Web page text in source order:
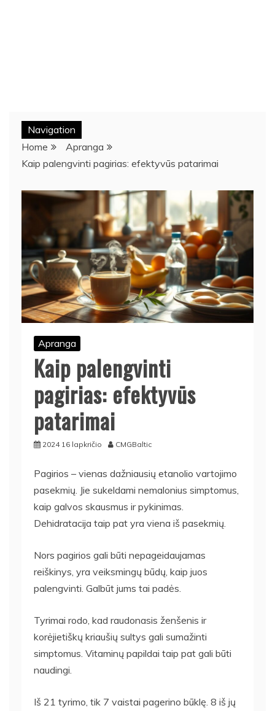
Navigation
Home
Apranga
Kaip palengvinti pagirias: efektyvūs patarimai
Apranga
Kaip palengvinti
pagirias: efektyvūs
patarimai
2024 16 lapkričio CMGBaltic
Pagirios – vienas dažniausių etanolio vartojimo
pasekmių. Jie sukeldami nemalonius simptomus,
kaip galvos skausmus ir pykinimas.
Dehidratacija taip pat yra viena iš pasekmių.
Nors pagirios gali būti nepageidaujamas
reiškinys, yra veiksmingų būdų, kaip juos
palengvinti. Galbūt jums tai padės.
Tyrimai rodo, kad raudonasis ženšenis ir
korėjietiškų kriaušių sultys gali sumažinti
simptomus. Vitaminų papildai taip pat gali būti
naudingi.
Iš 21 tyrimo, tik 7 vaistai pagerino būklę. 8 iš jų